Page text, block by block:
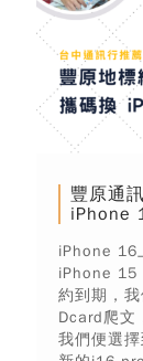
豐原通
iPhone
iPhone 16
iPhone 15
約到期，
Dcard爬文
我們便選